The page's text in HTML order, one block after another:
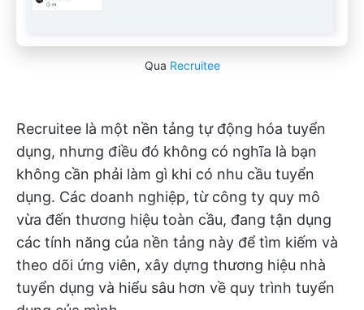
Qua Recruitee
Recruitee là một nền tảng tự động hóa tuyển
dụng, nhưng điều đó không có nghĩa là bạn
không cần phải làm gì khi có nhu cầu tuyển
dụng. Các doanh nghiệp, từ công ty quy mô
vừa đến thương hiệu toàn cầu, đang tận dụng
các tính năng của nền tảng này để tìm kiếm và
theo dõi ứng viên, xây dựng thương hiệu nhà
tuyển dụng và hiểu sâu hơn về quy trình tuyển